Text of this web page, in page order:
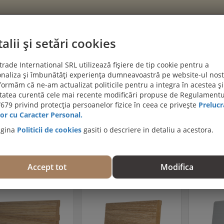
CATEGORII
PROIECTE CLIENTI BLOG DESPRE NOI AJUTĂ-MĂ SĂ
PROMOȚII DE IULIE! PARCHET SPC SI LVT: Viziteaza
și setări cookies
International SRL utilizează fișiere de tip cookie pentru a
și îmbunătăți experiența dumneavoastră pe website-ul
că ne-am actualizat politicile pentru a integra în acestea
curentă cele mai recente modificări propuse de
privind protecția persoanelor fizice în ceea ce privește
cu Caracter Personal.
Politicii de cookies gasiti o descriere in detaliu a acestora.
Accept tot Modifica